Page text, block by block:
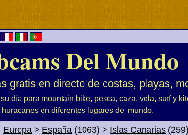
Del Mundo
gratis en directo de costas, playas,
día para mountain bike, pesca, caza, vela, surf y
huracanes en diferentes lugares del mundo.
Europa > España (1063) > Islas Canarias (259)